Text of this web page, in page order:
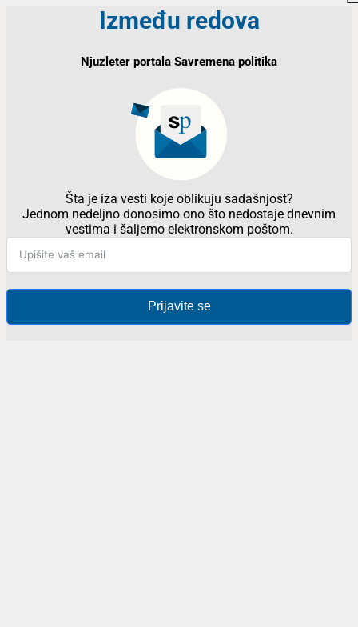
Između redova
Njuzleter portala Savremena politika
Šta je iza vesti koje oblikuju sadašnjost?
Jednom nedeljno donosimo ono što nedostaje dnevnim
vestima i šaljemo elektronskom poštom.
Prijavite se